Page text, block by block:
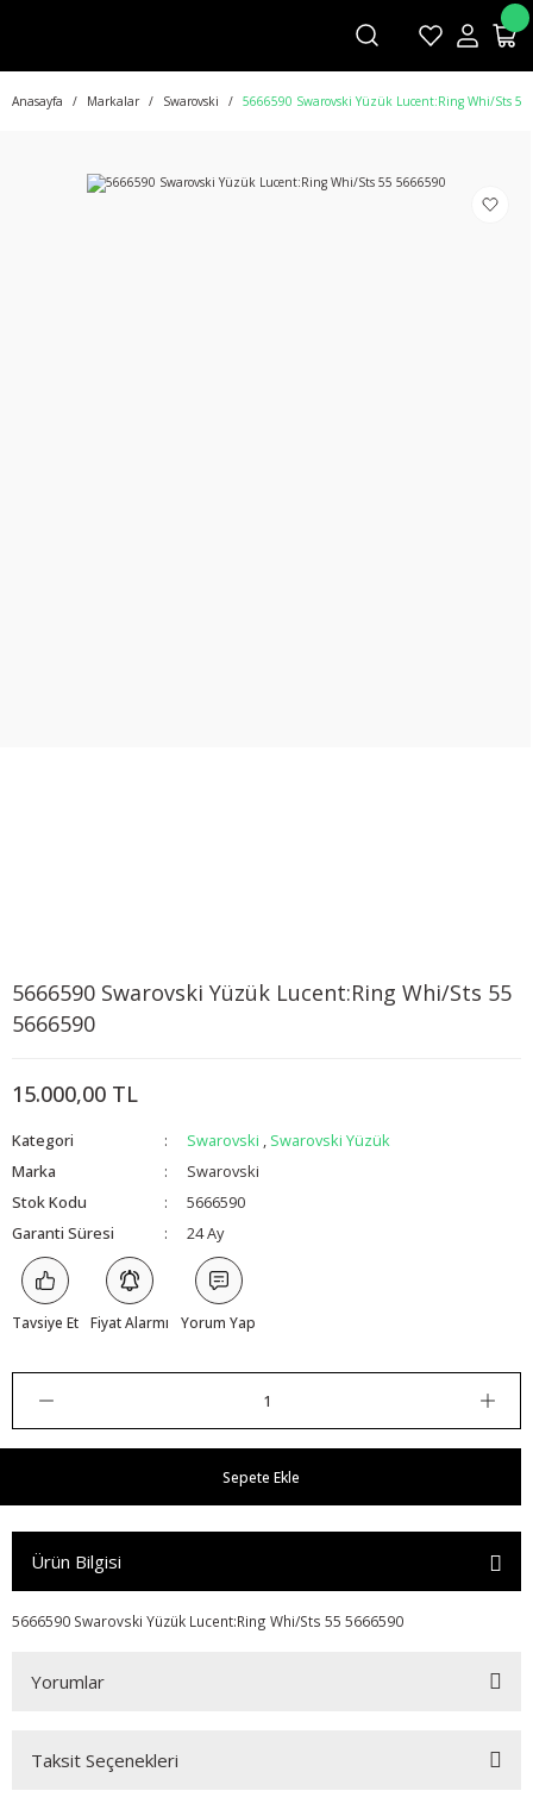
Anasayfa Markalar Swarovski 5666590 Swarovski Yüzük Lucent:Ring Whi/Sts
5666590 Swarovski Yüzük Lucent:Ring Whi/Sts 55
5666590
15.000,00 TL
Kategori Swarovski , Swarovski Yüzük
Marka
Swarovski
Stok Kodu
5666590
Garanti Süresi
24 Ay
Tavsiye Et Fiyat Alarmı Yorum Yap
Sepete Ekle
Ürün Bilgisi
5666590 Swarovski Yüzük Lucent:Ring Whi/Sts 55 5666590
Yorumlar
Taksit Seçenekleri